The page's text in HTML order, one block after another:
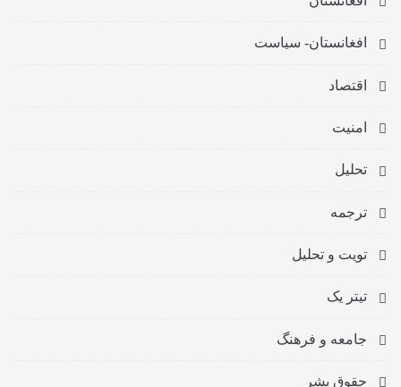
افغانستان- سیاست
اقتصاد
امنیت
تحلیل
ترجمه
تویت و تحلیل
تیتر یک
جامعه و فرهنگ
حقوق بشر